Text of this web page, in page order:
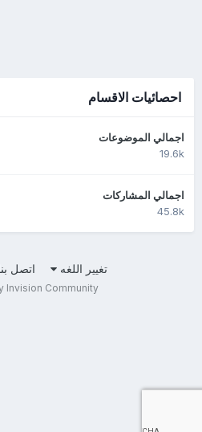
احصائيات الاقسام
اجمالي الموضوعات
19.6k
اجمالي المشاركات
45.8k
تغيير اللغه اتصل بنا
Invision Community